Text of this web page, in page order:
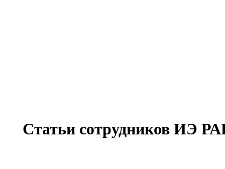
Статьи сотрудников ИЭ